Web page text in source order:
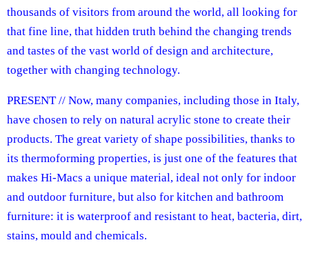
thousands of visitors from around the world, all looking for
that fine line, that hidden truth behind the changing trends
and tastes of the vast world of design and architecture,
together with changing technology.
PRESENT // Now, many companies, including those in Italy,
have chosen to rely on natural acrylic stone to create their
products. The great variety of shape possibilities, thanks to
its thermoforming properties, is just one of the features that
makes Hi-Macs a unique material, ideal not only for indoor
and outdoor furniture, but also for kitchen and bathroom
furniture: it is waterproof and resistant to heat, bacteria, dirt,
stains, mould and chemicals.